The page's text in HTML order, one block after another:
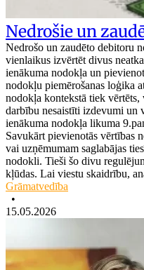
Nedrošie un
Nedrošo un zaudēto debitoru
vienlaikus izvērtēt divus
ienākuma nodokļa un
nodokļu piemērošanas loģika
nodokļa kontekstā tiek
darbību nesaistīti izdevumi un
ienākuma nodokļa likuma
Savukārt pievienotās vērtības
vai uzņēmumam saglabājas
nodokli. Tieši šo divu
kļūdas. Lai viestu skaidrību,
Grāmatvedība
•
15.05.2026